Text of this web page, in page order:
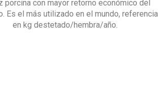
porcina con mayor retorno económico del
Es el más utilizado en el mundo, referencia
en kg destetado/hembra/año.